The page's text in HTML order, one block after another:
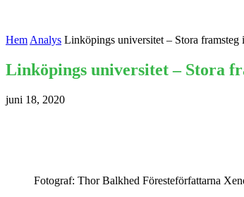
Hem Analys Linköpings universitet – Stora
Linköpings universitet – Stora
juni 18, 2020
Fotograf: Thor Balkhed Föresteförfattarna